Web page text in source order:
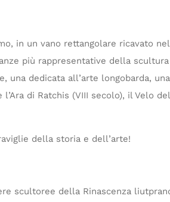
in un vano rettangolare ricavato
più rappresentative della
una dedicata all’arte longobarda,
di Ratchis (VIII secolo), il Velo
della storia e dell’arte!
scultoree della Rinascenza